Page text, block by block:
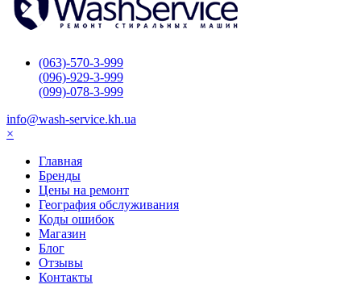
(063)-570-3-999
(096)-929-3-999
(099)-078-3-999
info@wash-service.kh.ua
×
Главная
Бренды
Цены на ремонт
География обслуживания
Коды ошибок
Магазин
Блог
Отзывы
Контакты